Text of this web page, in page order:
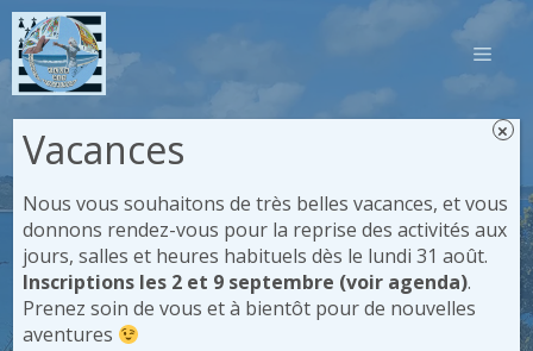
Aller
au
contenu
Les activités
Accueil/Les activités
Vacances
Nous vous souhaitons de très belles vacances, et vous
donnons rendez-vous pour la reprise des activités aux
jours, salles et heures habituels dès le lundi 31 août.
Inscriptions les 2 et 9 septembre (voir agenda).
Prenez soin de vous et à bientôt pour de nouvelles
aventures
×